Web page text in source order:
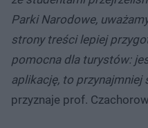
Parki Narodowe,
strony treści lepiej
pomocna dla turystów:
aplikację, to przynajmniej
przyznaje prof.